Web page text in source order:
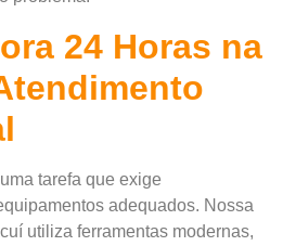
24 Horas na
tarefa que exige
adequados. Nossa
utiliza ferramentas modernas,